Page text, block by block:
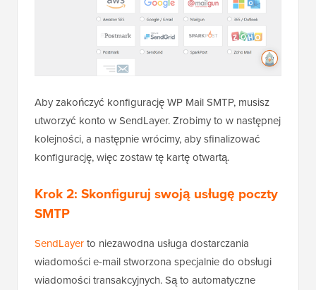
Aby zakończyć konfigurację WP Mail SMTP, musisz
utworzyć konto w SendLayer. Zrobimy to w następnej
kolejności, a następnie wrócimy, aby sfinalizować
konfigurację, więc zostaw tę kartę otwartą.
Krok 2: Skonfiguruj swoją usługę poczty
SMTP
SendLayerto niezawodna usługa dostarczania
wiadomości e-mail stworzona specjalnie do obsługi
wiadomości transakcyjnych. Są to automatyczne